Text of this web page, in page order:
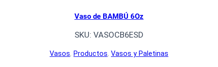
Vaso de BAMBÚ 6Oz
SKU: VASOCB6ESD
Vasos, Productos, Vasos y Paletinas